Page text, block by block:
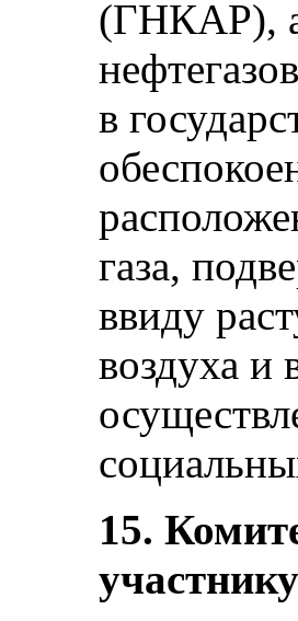
(ГНКАР),
в
газа,
ввиду
воздуха и
15.